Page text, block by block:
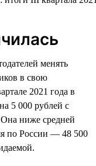
менять
в свою
2021 года в
5 000 рублей с
Она ниже средней
по России — 48 500